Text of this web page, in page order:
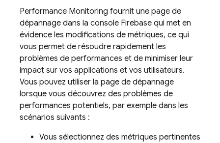
Performance Monitoring fournit une page de
dépannage dans la console Firebase qui met en
évidence les modifications de métriques, ce qui
vous permet de résoudre rapidement les
problèmes de performances et de minimiser leur
impact sur vos applications et vos utilisateurs.
Vous pouvez utiliser la page de dépannage
lorsque vous découvrez des problèmes de
performances potentiels, par exemple dans les
scénarios suivants :
Vous sélectionnez des métriques pertinentes